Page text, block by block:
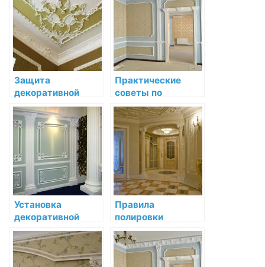
Защита
декоративной
лепнины от влаги и
воздействия
высокой
температуры
Практические
советы по
установке и уходу
за лепниной
Установка
декоративной
лепнины в кухне:
советы и
технология
Правила
полировки
декоративной
лепнины для
сохранения её